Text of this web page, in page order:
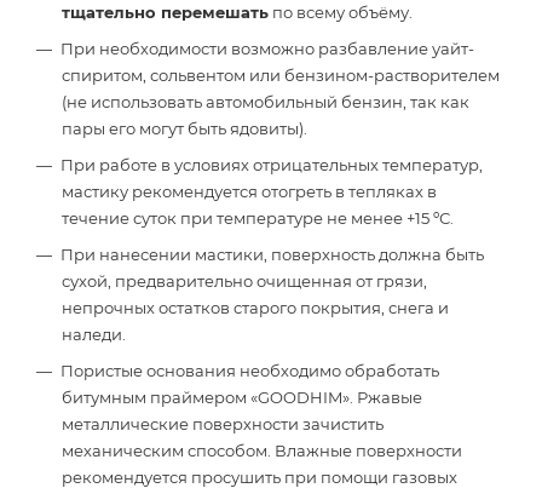
тщательно перемешать по всему объёму.
При необходимости возможно разбавление уайт-
спиритом, сольвентом или бензином-растворителем
(не использовать автомобильный бензин, так как
пары его могут быть ядовиты).
При работе в условиях отрицательных температур,
мастику рекомендуется отогреть в тепляках в
течение суток при температуре не менее +15 ºС.
При нанесении мастики, поверхность должна быть
сухой, предварительно очищенная от грязи,
непрочных остатков старого покрытия, снега и
наледи.
Пористые основания необходимо обработать
битумным праймером «GOODHIM». Ржавые
металлические поверхности зачистить
механическим способом. Влажные поверхности
рекомендуется просушить при помощи газовых